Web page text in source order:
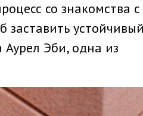
со знакомства с
устойчивый
Аурел Эби, одна из